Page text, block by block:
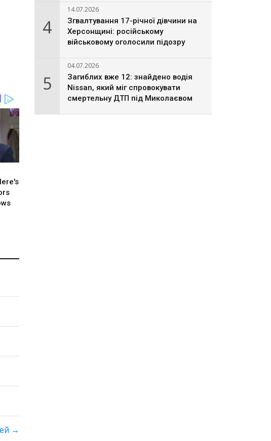
→
4
14.07.2026
Згвалтування 17-річної дівчини на
Херсонщині: російському
військовому оголосили підозру
5
04.07.2026
Загиблих вже 12: знайдено водія
Nissan, який міг спровокувати
смертельну ДТП під Миколаєвом